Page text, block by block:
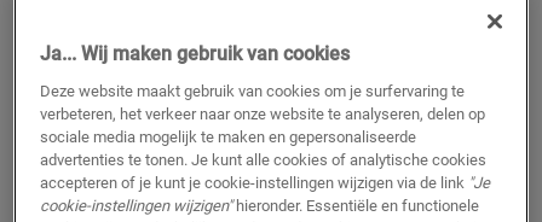
herstelkit?
Kleine beschadigingen kun je makkelijk in
de oorspronkelijke kleur herstellen dankzij
deQuick-Step-herstelkit.
Ja... Wij maken gebruik van cookies
Deze website maakt gebruik van cookies om je surfervaring te
verbeteren, het verkeer naar onze website te analyseren, delen op
sociale media mogelijk te maken en gepersonaliseerde
advertenties te tonen. Je kunt alle cookies of analytische cookies
accepteren of je kunt je cookie-instellingen wijzigen via de link "Je
cookie-instellingen wijzigen"hieronder. Essentiële en functionele